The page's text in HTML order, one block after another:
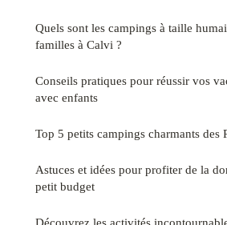
Quels sont les campings à taille
familles à Calvi ?
Conseils pratiques pour réussir vos
avec enfants
Top 5 petits campings charmants des
Astuces et idées pour profiter de la
petit budget